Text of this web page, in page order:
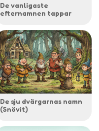
De vanligaste
efternamnen tappar
De sju dvärgarnas namn
(Snövit)